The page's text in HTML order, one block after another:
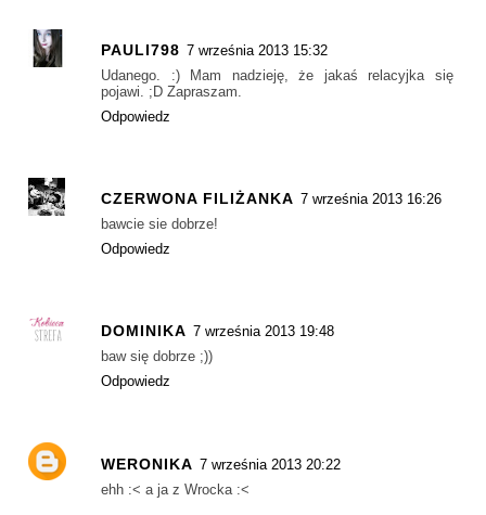
PAULI798 7 września 2013 15:32
Udanego. :) Mam nadzieję, że jakaś relacyjka się
pojawi. ;D Zapraszam.
Odpowiedz
CZERWONA FILIŻANKA 7 września 2013 16:26
bawcie sie dobrze!
Odpowiedz
DOMINIKA 7 września 2013 19:48
baw się dobrze ;))
Odpowiedz
WERONIKA 7 września 2013 20:22
ehh :< a ja z Wrocka :<